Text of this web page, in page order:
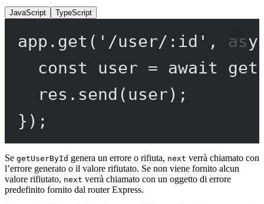
JavaScript TypeScript
app. get ( '/user/:id' ,
const
user = await
res. send (user);
});
Se getUserById genera un errore o rifiuta, next verrà chiamato con
l’errore generato o il valore rifiutato. Se non viene fornito alcun
valore rifiutato, next verrà chiamato con un oggetto di errore
predefinito fornito dal router Express.